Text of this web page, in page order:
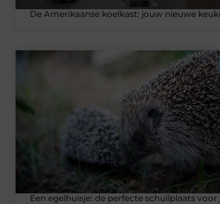
De Amerikaanse koelkast: jouw nieuwe
Een egelhuisje: de perfecte schuilplaats